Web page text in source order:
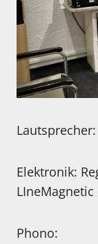
Elektronik:
Phono: